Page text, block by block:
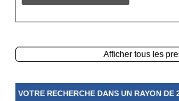
Afficher tous les
VOTRE RECHERCHE DANS UN RAYON DE